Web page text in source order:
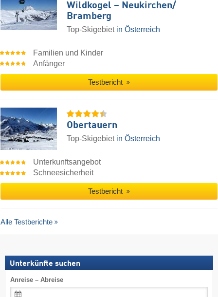
Wildkogel – Neukirchen/​
Bramberg
Top-Skigebiet in Österreich
Familien und Kinder
Anfänger
Testbericht
Obertauern
Top-Skigebiet in Österreich
Unterkunftsangebot
Schneesicherheit
Testbericht
Alle Testberichte
Unterkünfte suchen
Anreise – Abreise